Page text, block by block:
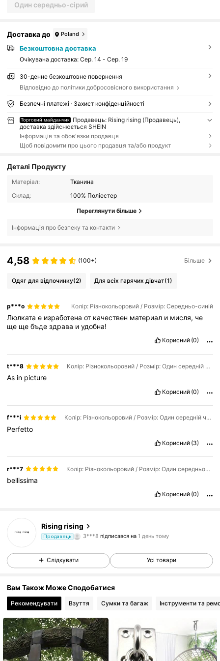
Один середньо-сірий
Доставка до Poland
Безкоштовна доставка
Очікувана доставка: Сер. 14 - Сер. 19
30-денне безкоштовне повернення
Відповідно до політики добросовісного використання
Безпечні платежі · Захист конфіденційності
Торговий майданчик
Продавець: Rising rising (Продавець),
доставка здійснюється SHEIN
Інформація та обов'язки продавця
Щоб повідомити про цього продавця та/або продукт
Деталі Продукту
Матеріал:
Тканина
Склад:
100% Поліестер
Переглянути більше
Інформація про безпеку та контакти
4,58 (100+) Більше
Одяг для відпочинку(2) Для всіх гарячих дівчат(1)
p***o Колір: Різнокольоровий / Розмір: Середньо-синій
Люлкатае изработенаот качествен материал и мисля, че
ще щебъдездрава иудобна!
Корисний (0)
t***8 Колір: Різнокольоровий / Розмір: Один середній чорний
As in picture
Корисний (0)
f***i Колір: Різнокольоровий / Розмір: Один середній чорний
Perfetto
Корисний (3)
r***7 Колір: Різнокольоровий / Розмір: Один середньо-сірий
bellissima
Корисний (0)
Rising rising
Продавець
3***8
4,43
63 Підписники
63 Підписники
4,43 63 Підписники
4,43 63 Підписники
Слідкувати Усі товари
Вам Також Може Сподобатися
Рекомендувати Взуття Сумки та багаж Інструменти та